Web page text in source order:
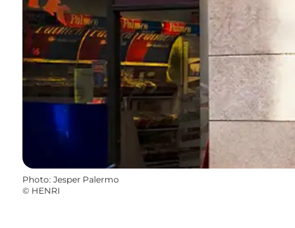
Photo: Jesper Palermo
© HENRI